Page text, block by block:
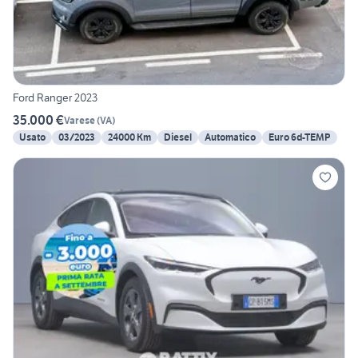
Ford Ranger 2023
35.000 €Varese(VA)
Usato
03/2023 24000 Km Diesel Automatico Euro 6d-TEMP